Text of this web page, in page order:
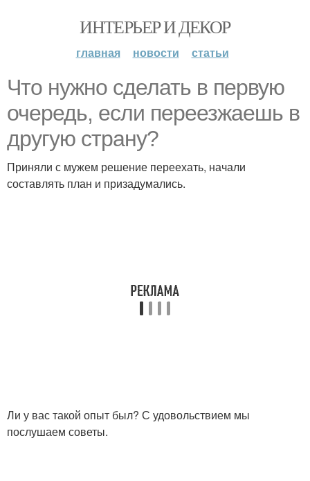
ИНТЕРЬЕР И ДЕКОР
главная новости статьи
Что нужно сделать в первую
очередь, если переезжаешь в
другую страну?
Приняли с мужем решение переехать, начали
составлять план и призадумались.
Ли у вас такой опыт был? С удовольствием мы
послушаем советы.